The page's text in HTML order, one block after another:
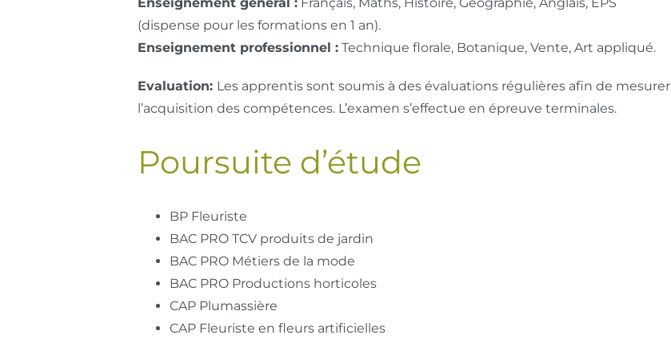
(dispense pour les formations en 1 an).
Enseignement professionnel :Technique florale, Botanique, Vente, Art appliqué.
Evaluation: Les apprentis sont soumis à des évaluations régulières afin de mesurer
l’acquisition des compétences. L’examen s’effectue en épreuve terminales.
Poursuite d’étude
BP Fleuriste
BAC PRO TCV produits de jardin
BAC PRO Métiers de la mode
BAC PRO Productions horticoles
CAP Plumassière
CAP Fleuriste en fleurs artificielles